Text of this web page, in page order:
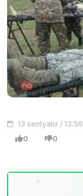
13 sentyabr / 13:56
0 0